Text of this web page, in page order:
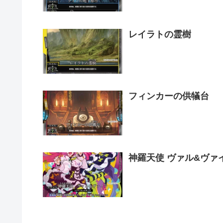
レイラトの霊樹
フィンカーの供犠台
神羅天使 ヴァル&ヴァ